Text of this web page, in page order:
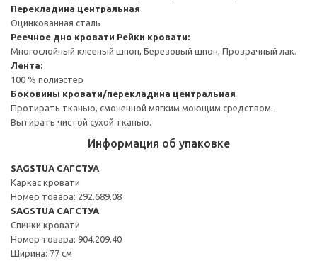
Перекладина центральная
Оцинкованная сталь
Реечное дно кровати Рейки кровати:
Многослойный клееный шпон, Березовый шпон, Прозрачный лак.
Лента:
100 % полиэстер
Боковины кровати/перекладина центральная
Протирать тканью, смоченной мягким моющим средством.
Вытирать чистой сухой тканью.
Информация об упаковке
SAGSTUA САГСТУА
Каркас кровати
Номер товара: 292.689.08
SAGSTUA САГСТУА
Спинки кровати
Номер товара: 904.209.40
Ширина: 77 см